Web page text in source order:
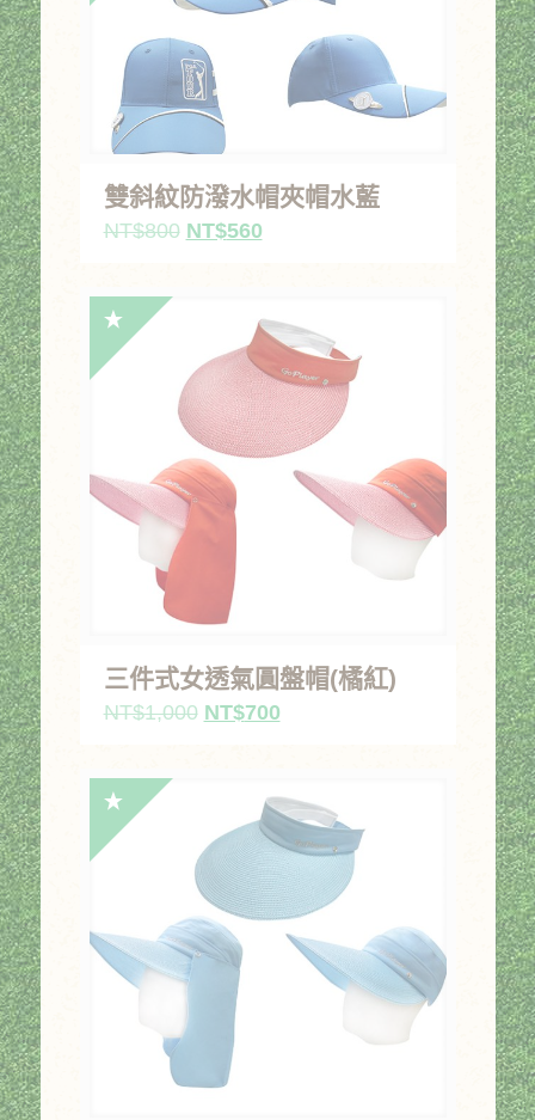
雙斜紋防潑水帽夾帽水藍
NT$800 原
NT$800。
NT$560目
NT$560。
三件式女透氣圓盤帽(橘紅)
NT$1,000 原
NT$1,000。
NT$700目
格：
NT$700。